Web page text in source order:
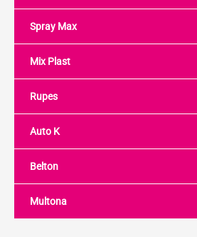
Spray Max
Mix Plast
Rupes
Auto K
Belton
Multona